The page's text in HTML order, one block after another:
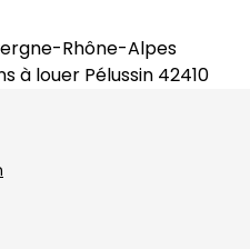
Pélussin
Rhône-Alpes
à louer Pélussin 42410